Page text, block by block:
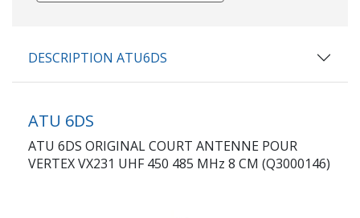
DESCRIPTION ATU6DS
ATU 6DS
ATU 6DS ORIGINAL COURT ANTENNE POUR
VERTEX VX231 UHF 450 485 MHz 8 CM (Q3000146)